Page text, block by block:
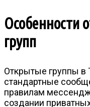
Особенности
групп
Открытые группы в
стандартные
правилам
создании